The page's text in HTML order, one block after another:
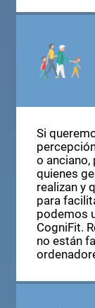
Si
o
quienes
realizan y
para
podemos
CogniFit.
no están